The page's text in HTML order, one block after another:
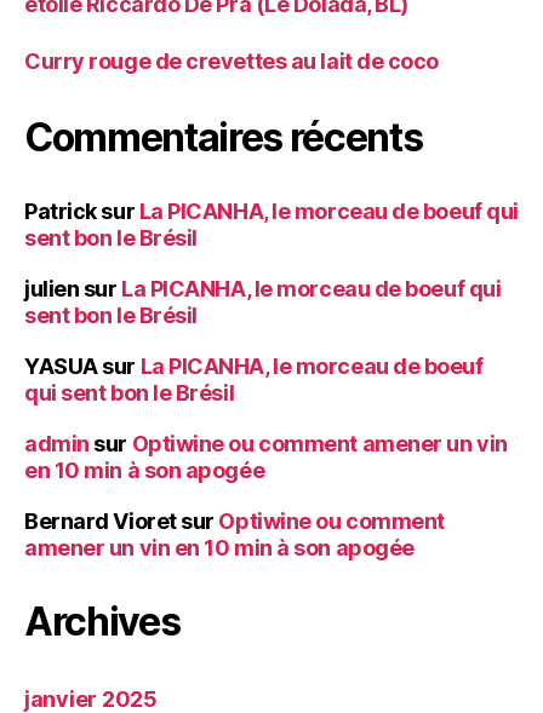
Curry rouge de crevettes au lait de coco
Commentaires récents
Patricksur La PICANHA, le morceau de boeuf qui
sent bon le Brésil
julien sur La PICANHA, le morceau de boeuf qui
sent bon le Brésil
YASUAsur La PICANHA, le morceau de boeuf
qui sent bon le Brésil
admin sur Optiwine ou comment amener un vin
en 10 min à son apogée
Bernard Vioretsur Optiwine ou comment
amener un vin en 10 min à son apogée
Archives
janvier 2025